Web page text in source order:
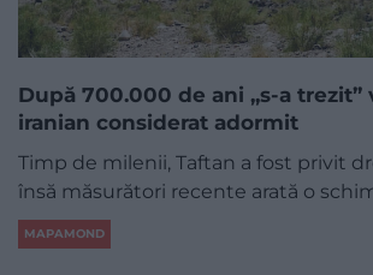
După 700.000 de ani „s-a trezit”
iranian considerat adormit
Timp de milenii, Taftan a fost privit
însă măsurători recente arată o
MAPAMOND